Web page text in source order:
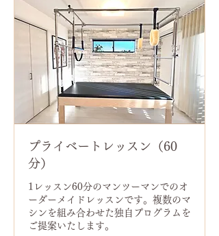
プライベートレッスン（60
分）
1レッスン60分のマンツーマンでのオ
ーダーメイドレッスンです。複数のマ
シンを組み合わせた独自プログラムを
ご提案いたします。